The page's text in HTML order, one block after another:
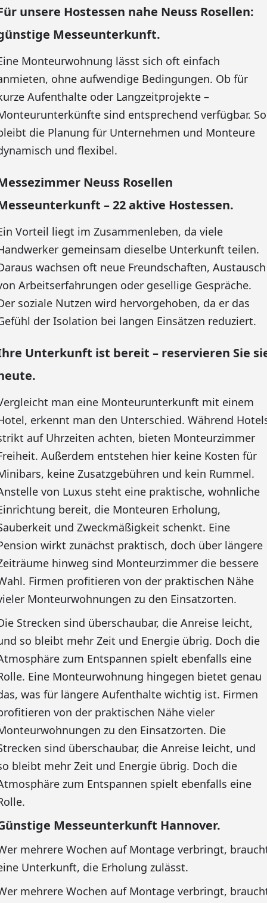
unsere Hostessen nahe Neuss Rosellen:
Messeunterkunft.
Monteurwohnung lässt sich oft einfach
ohne aufwendige Bedingungen. Ob für
Aufenthalte oder Langzeitprojekte –
sind entsprechend verfügbar. So
die Planung für Unternehmen und Monteure
und flexibel.
Neuss Rosellen
– 22 aktive Hostessen.
Vorteil liegt im Zusammenleben, da viele
gemeinsam dieselbe Unterkunft teilen.
wachsen oft neue Freundschaften, Austausch
Arbeitserfahrungen oder gesellige Gespräche.
soziale Nutzen wird hervorgehoben, da er das
der Isolation bei langen Einsätzen reduziert.
Unterkunft ist bereit – reservieren Sie
man eine Monteurunterkunft mit einem
erkennt man den Unterschied. Während
auf Uhrzeiten achten, bieten Monteurzimmer
Außerdem entstehen hier keine Kosten für
keine Zusatzgebühren und kein Rummel.
von Luxus steht eine praktische, wohnliche
bereit, die Monteuren Erholung,
und Zweckmäßigkeit schenkt. Eine
wirkt zunächst praktisch, doch über längere
hinweg sind Monteurzimmer die bessere
Firmen profitieren von der praktischen Nähe
Monteurwohnungen zu den Einsatzorten.
Strecken sind überschaubar, die Anreise leicht,
so bleibt mehr Zeit und Energie übrig. Doch die
zum Entspannen spielt ebenfalls eine
Eine Monteurwohnung hingegen bietet genau
was für längere Aufenthalte wichtig ist. Firmen
von der praktischen Nähe vieler
zu den Einsatzorten. Die
sind überschaubar, die Anreise leicht, und
bleibt mehr Zeit und Energie übrig. Doch die
zum Entspannen spielt ebenfalls eine
Messeunterkunft Hannover.
mehrere Wochen auf Montage verbringt,
Unterkunft, die Erholung zulässt.
mehrere Wochen auf Montage verbringt,